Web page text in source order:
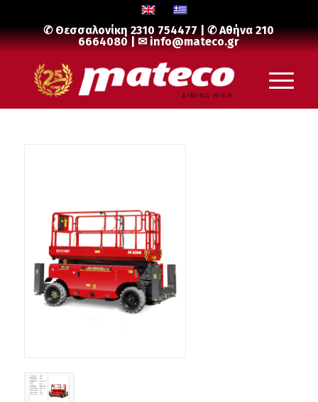
✆ Θεσσαλονίκη2310 754477| ✆ Αθήνα210
6664080| ✉info@mateco.gr